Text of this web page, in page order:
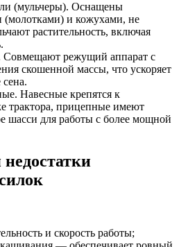
(мульчеры). Оснащены
и кожухами, не
растительность, включая
режущий аппарат с
скошенной массы, что ускоряет
Навесные крепятся к
трактора, прицепные имеют
шасси для работы с более мощной
и скорость работы;